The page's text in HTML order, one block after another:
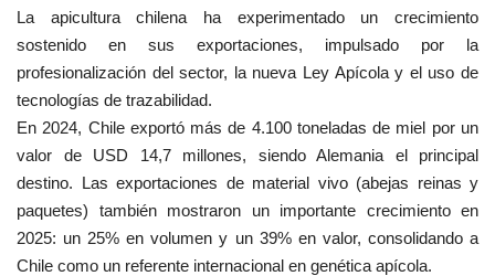
La apicultura chilena ha experimentado un crecimiento
sostenido en sus exportaciones, impulsado por la
profesionalización del sector, la nueva Ley Apícola y el uso de
tecnologías de trazabilidad.
En 2024, Chile exportó más de 4.100 toneladas de miel por un
valor de USD 14,7 millones, siendo Alemania el principal
destino. Las exportaciones de material vivo (abejas reinas y
paquetes) también mostraron un importante crecimiento en
2025: un 25% en volumen y un 39% en valor, consolidando a
Chile como un referente internacional en genética apícola.